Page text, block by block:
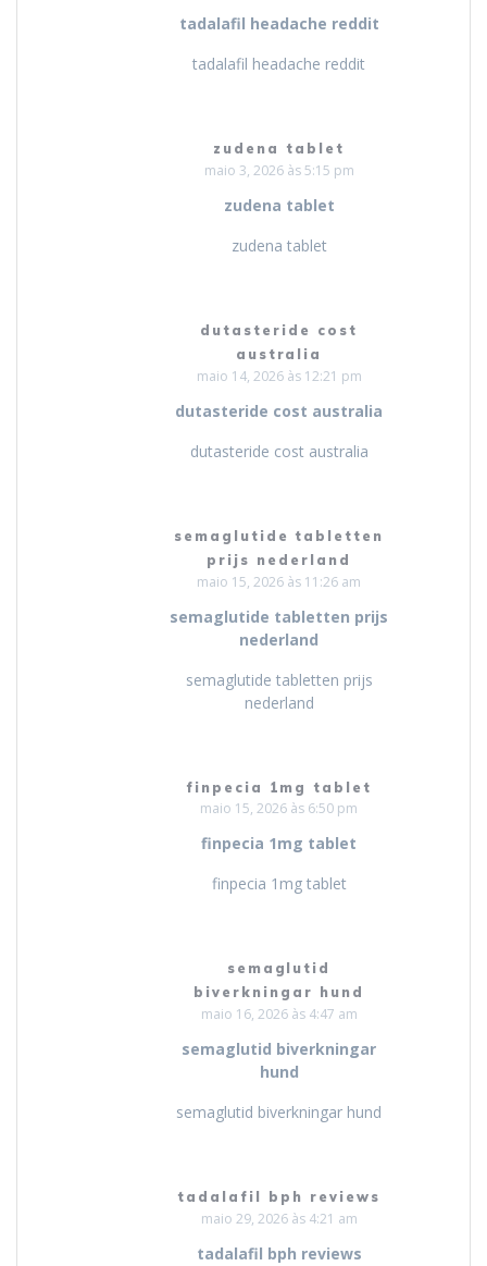
tadalafil headache reddit
tadalafil headache reddit
zudena tablet
maio 3, 2026 às 5:15 pm
zudena tablet
zudena tablet
dutasteride cost
australia
maio 14, 2026 às 12:21 pm
dutasteride cost australia
dutasteride cost australia
semaglutide tabletten
prijs nederland
maio 15, 2026 às 11:26 am
semaglutide tabletten prijs
nederland
semaglutide tabletten prijs
nederland
finpecia 1mg tablet
maio 15, 2026 às 6:50 pm
finpecia 1mg tablet
finpecia 1mg tablet
semaglutid
biverkningar hund
maio 16, 2026 às 4:47 am
semaglutid biverkningar
hund
semaglutid biverkningar hund
tadalafil bph reviews
maio 29, 2026 às 4:21 am
tadalafil bph reviews